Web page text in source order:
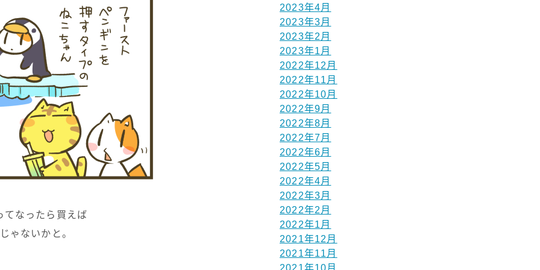
てなったら買えば
ゃないかと。
2023年4月
2023年3月
2023年2月
2023年1月
2022年12月
2022年11月
2022年10月
2022年9月
2022年8月
2022年7月
2022年6月
2022年5月
2022年4月
2022年3月
2022年2月
2022年1月
2021年12月
2021年11月
2021年10月